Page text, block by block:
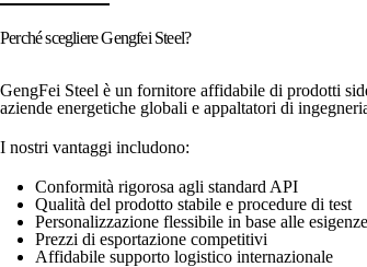
Perché scegliere Gengfei Steel?
GengFei Steel è un fornitore affidabile di prodotti
aziende energetiche globali e appaltatori di
I nostri vantaggi includono:
Conformità rigorosa agli standard API
Qualità del prodotto stabile e procedure di test
Personalizzazione flessibile in base alle
Prezzi di esportazione competitivi
Affidabile supporto logistico internazionale